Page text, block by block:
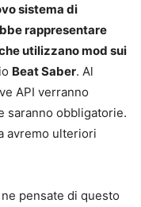
sistema di
rappresentare
utilizzano mod sui
Beat Saber. Al
API verranno
saranno obbligatorie.
avremo ulteriori
pensate di questo